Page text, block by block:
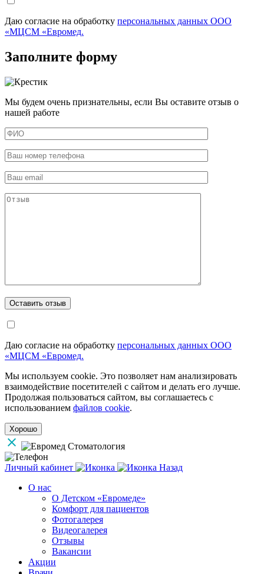
Даю согласие на обработку персональных данных ООО
«МЦСМ «Евромед.
Заполните форму
Мы будем очень признательны, если Вы оставите отзыв о
нашей работе
Даю согласие на обработку персональных данных ООО
«МЦСМ «Евромед.
Мы используем cookie. Это позволяет нам анализировать
взаимодействие посетителей с сайтом и делать его лучше.
Продолжая пользоваться сайтом, вы соглашаетесь с
использованием файлов cookie.
Хорошо
Личный кабинет
Назад
О нас
О Детском «Евромеде»
Комфорт для пациентов
Фотогалерея
Видеогалерея
Отзывы
Вакансии
Акции